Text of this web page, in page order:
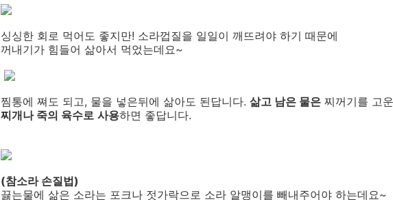
싱싱한 회로 먹어도 좋지만! 소라껍질을 일일이 깨뜨려야 하기 때문에
꺼내기가 힘들어 삶아서 먹었는데요~
찜통에 쪄도 되고, 물을 넣은뒤에 삶아도 된답니다. 삶고 남은 물은 찌꺼기를 고
찌개나 죽의 육수로 사용하면 좋답니다.
(참소라 손질법)
끓는물에 삶은 소라는 포크나 젓가락으로 소라 알맹이를 빼내주어야 하는데요~